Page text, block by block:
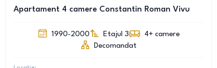
Apartament 4 camere Constantin Roman Vivu
1990-2000 Etajul 3 4+ camere
Decomandat